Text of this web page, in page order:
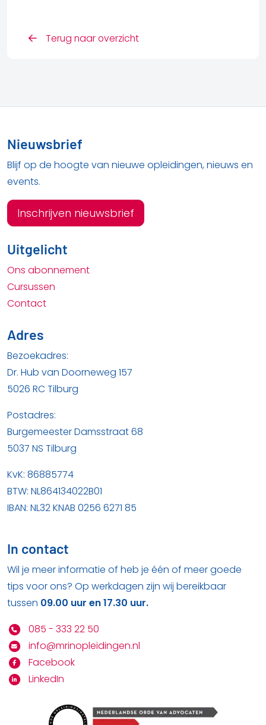
Terug naar overzicht
Nieuwsbrief
Blijf op de hoogte van nieuwe opleidingen, nieuws en
events.
Inschrijven nieuwsbrief
Uitgelicht
Ons abonnement
Cursussen
Contact
Adres
Bezoekadres:
Dr. Hub van Doorneweg 157
5026 RC Tilburg
Postadres:
Burgemeester Damsstraat 68
5037 NS Tilburg
KvK: 86885774
BTW: NL864134022B01
IBAN: NL32 KNAB 0256 6271 85
In contact
Wil je meer informatie of heb je één of meer goede
tips voor ons? Op werkdagen zijn wij bereikbaar
tussen 09.00 uur en 17.30 uur.
085 - 333 22 50
info@mrinopleidingen.nl
Facebook
LinkedIn